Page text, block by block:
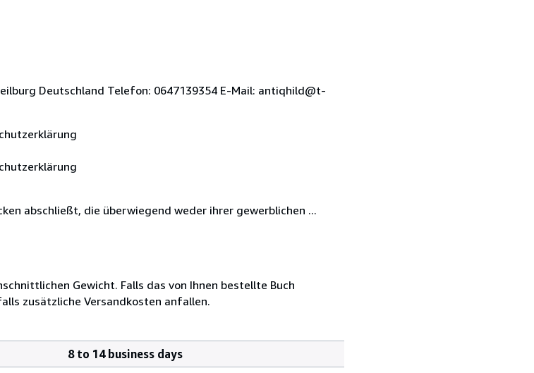
Deutschland Telefon: 0647139354 E-Mail: antiqhild@t-
abschließt, die überwiegend weder ihrer gewerblichen ...
Gewicht. Falls das von Ihnen bestellte Buch
zusätzliche Versandkosten anfallen.
8 to 14 business days